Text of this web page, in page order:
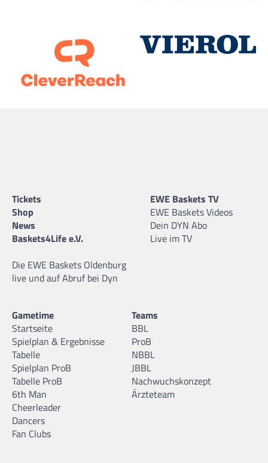
Tickets
Shop
News
Baskets4Life e.V.
Die EWE Baskets Oldenburg
live und auf Abruf bei Dyn
EWE Baskets TV
EWE Baskets Videos
Dein DYN Abo
Live im TV
Gametime
Startseite
Spielplan & Ergebnisse
Tabelle
Spielplan ProB
Tabelle ProB
6th Man
Cheerleader
Dancers
Fan Clubs
Teams
BBL
ProB
NBBL
JBBL
Nachwuchskonzept
Ärzteteam